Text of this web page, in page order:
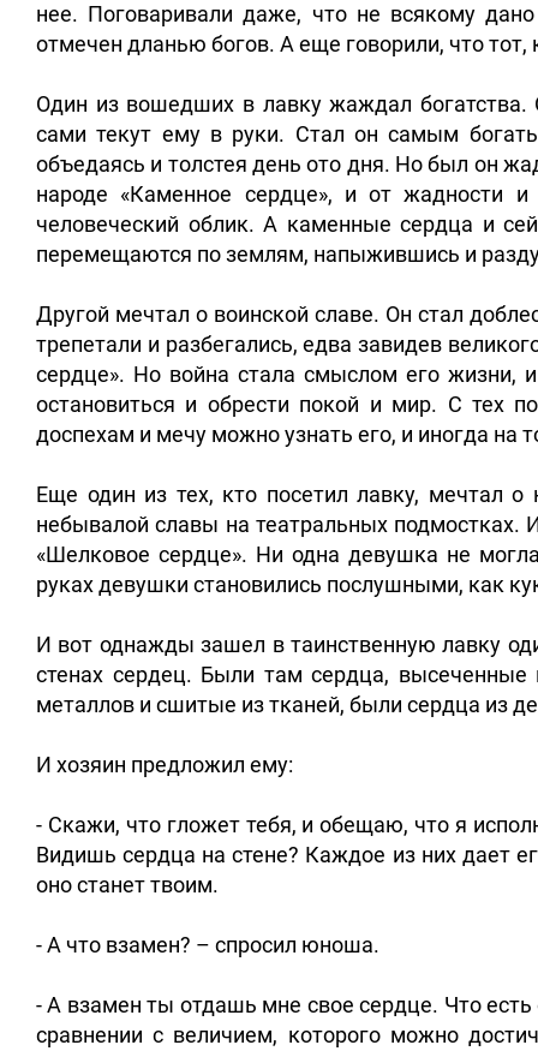
нее. Поговаривали даже, что не всякому
отмечен дланью богов. А еще говорили, что
Один из вошедших в лавку жаждал богатства.
сами текут ему в руки. Стал он самым
объедаясь и толстея день ото дня. Но был он
народе «Каменное сердце», и от жадности
человеческий облик. А каменные сердца и
перемещаются по землям, напыжившись и
Другой мечтал о воинской славе. Он стал
трепетали и разбегались, едва завидев
сердце». Но война стала смыслом его жизни,
остановиться и обрести покой и мир. С тех
доспехам и мечу можно узнать его, и иногда на
Еще один из тех, кто посетил лавку, мечтал
небывалой славы на театральных подмостках.
«Шелковое сердце». Ни одна девушка не
руках девушки становились послушными, как
И вот однажды зашел в таинственную лавку
стенах сердец. Были там сердца,
металлов и сшитые из тканей, были сердца из
И хозяин предложил ему:
- Скажи, что гложет тебя, и обещаю, что я
Видишь сердца на стене? Каждое из них дает
оно станет твоим.
- А что взамен? – спросил юноша.
- А взамен ты отдашь мне свое сердце. Что
сравнении с величием, которого можно